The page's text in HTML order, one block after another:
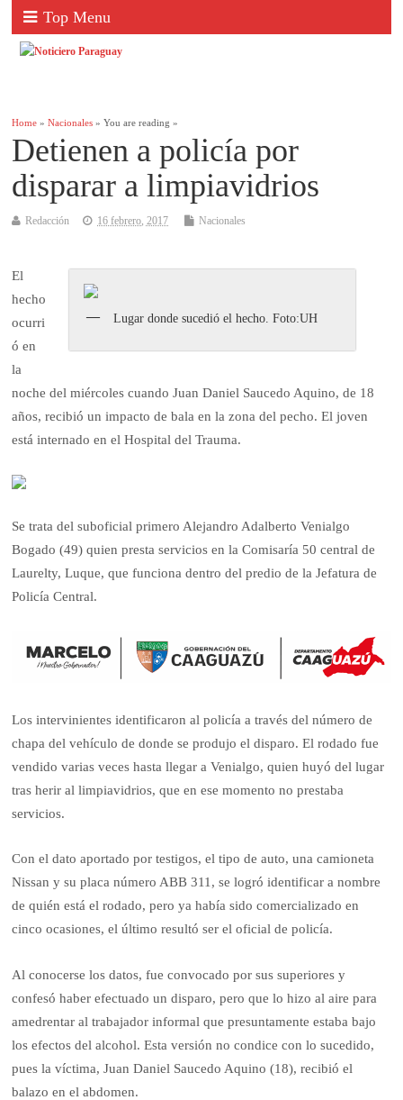
Top Menu
Home »Nacionales » You are reading »
Detienen a policía por
disparar a limpiavidrios
Redacción 16 febrero, 2017 Nacionales
Lugar donde sucedió el hecho. Foto:UH
El
hecho
ocurri
ó en
la
noche del miércoles cuando Juan Daniel Saucedo Aquino, de 18
años, recibió un impacto de bala en la zona del pecho. El joven
está internado en el Hospital del Trauma.
Se trata del suboficial primero Alejandro Adalberto Venialgo
Bogado (49) quien presta servicios en la Comisaría 50 central de
Laurelty, Luque, que funciona dentro del predio de la Jefatura de
Policía Central.
Los intervinientes identificaron al policía a través del número de
chapa del vehículo de donde se produjo el disparo. El rodado fue
vendido varias veces hasta llegar a Venialgo, quien huyó del lugar
tras herir al limpiavidrios, que en ese momento no prestaba
servicios.
Con el dato aportado por testigos, el tipo de auto, una camioneta
Nissan y su placa número ABB 311, se logró identificar a nombre
de quién está el rodado, pero ya había sido comercializado en
cinco ocasiones, el último resultó ser el oficial de policía.
Al conocerse los datos, fue convocado por sus superiores y
confesó haber efectuado un disparo, pero que lo hizo al aire para
amedrentar al trabajador informal que presuntamente estaba bajo
los efectos del alcohol. Esta versión no condice con lo sucedido,
pues la víctima, Juan Daniel Saucedo Aquino (18), recibió el
balazo en el abdomen.